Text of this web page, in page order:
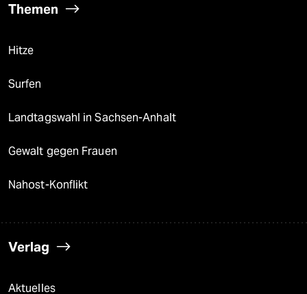
Themen
Hitze
Surfen
Landtagswahl in Sachsen-Anhalt
Gewalt gegen Frauen
Nahost-Konflikt
Verlag
Aktuelles